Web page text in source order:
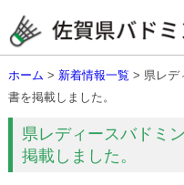
ホーム > 新着情報一覧 > 県レデ
書を掲載しました。
県レディースバドミ
掲載しました。